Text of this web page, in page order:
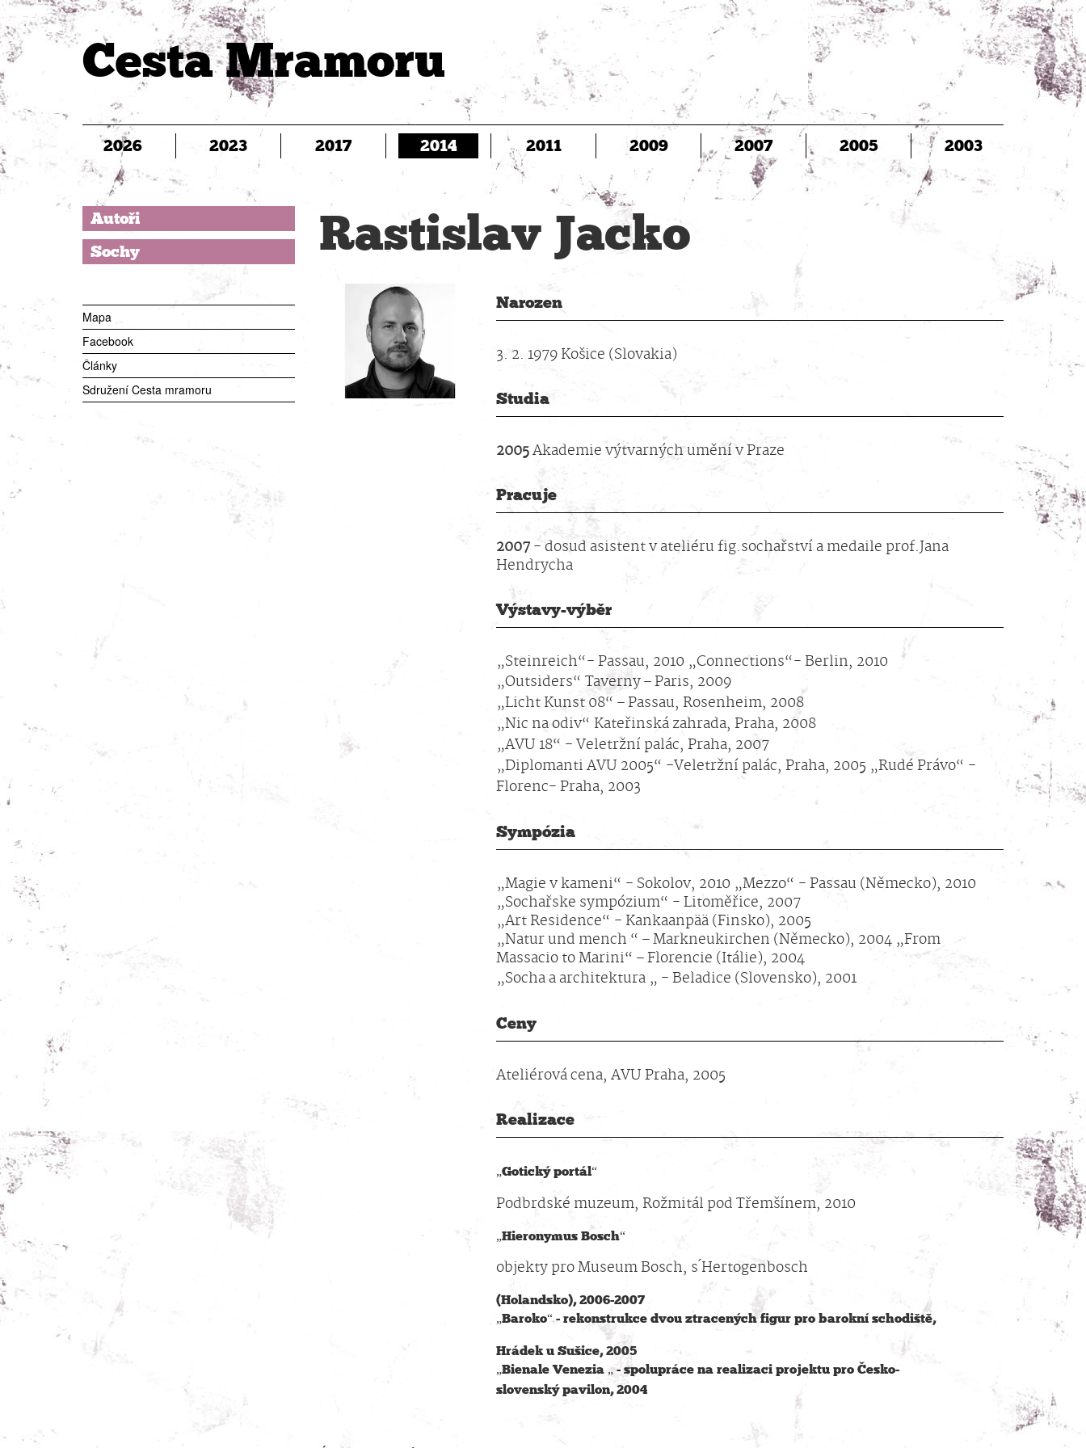
Cesta Mramoru
2026 2023 2017 2014 2011 2009 2007 2005 2003
Autoři
Sochy
Mapa
Facebook
Články
Sdružení Cesta mramoru
Rastislav Jacko
Narozen
3. 2. 1979 Košice (Slovakia)
Studia
2005Akademie výtvarných umění v Praze
Pracuje
2007- dosud asistent v ateliéru fig.sochařství a medaile prof.Jana
Hendrycha
Výstavy-výběr
„Steinreich“- Passau, 2010 „Connections“- Berlin, 2010
„Outsiders“ Taverny – Paris, 2009
„Licht Kunst 08“ – Passau, Rosenheim, 2008
„Nic na odiv“ Kateřinská zahrada, Praha, 2008
„AVU 18“ - Veletržní palác, Praha, 2007
„Diplomanti AVU 2005“ -Veletržní palác, Praha, 2005 „Rudé Právo“ -
Florenc- Praha, 2003
Sympózia
„Magie v kameni“ - Sokolov, 2010 „Mezzo“ - Passau (Německo), 2010
„Sochařske sympózium“ - Litoměřice, 2007
„Art Residence“ - Kankaanpää (Finsko), 2005
„Natur und mench “ – Markneukirchen (Německo), 2004 „From
Massacio to Marini“ – Florencie (Itálie), 2004
„Socha a architektura „ - Beladice (Slovensko), 2001
Ceny
Ateliérová cena, AVU Praha, 2005
Realizace
„Gotický portál“
Podbrdské muzeum, Rožmitál pod Třemšínem, 2010
„Hieronymus Bosch“
objekty pro Museum Bosch, s ́Hertogenbosch
(Holandsko), 2006-2007
„Baroko“ - rekonstrukce dvou ztracených figur pro barokní schodiště,
Hrádek u Sušice, 2005
„Bienale Venezia „ - spolupráce na realizaci projektu pro Česko-
slovenskýpavilon, 2004